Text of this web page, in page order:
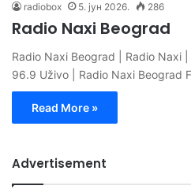
radiobox 5. јун 2026. 286
Radio Naxi Beograd
Radio Naxi Beograd | Radio Naxi
96.9 Uživo | Radio Naxi Beograd
Read More »
Advertisement